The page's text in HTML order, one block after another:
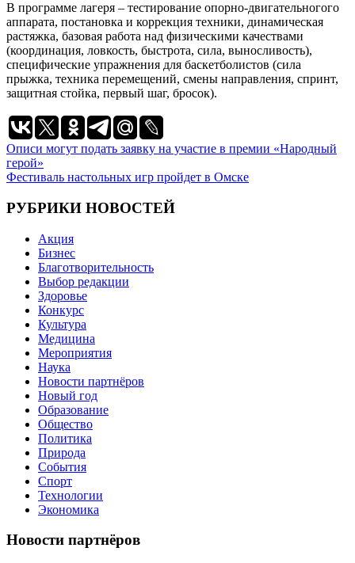
В программе лагеря – тестирование опорно-двигательногого
аппарата, постановка и коррекция техники, динамическая
растяжка, базовая работа над физическими качествами
(координация, ловкость, быстрота, сила, выносливость),
специфические упражнения для баскетболистов (сила
прыжка, техника перемещений, смены направления, спринт,
защитная стойка, первый шаг, бросок).
Навигация
по
Описи могут подать заявку на участие в премии «Народный
герой»
Фестиваль настольных игр пройдет в Омске
РУБРИКИ НОВОСТЕЙ
Акция
Бизнес
Благотворительность
Выбор редакции
Здоровье
Конкурс
Культура
Медицина
Мероприятия
Наука
Новости партнёров
Новый год
Образование
Общество
Политика
Природа
События
Спорт
Технологии
Экономика
Новости партнёров